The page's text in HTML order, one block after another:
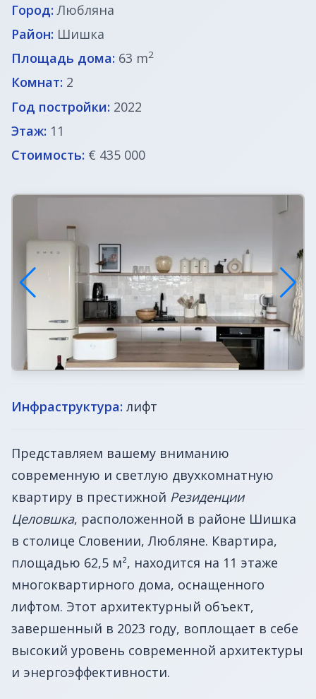
Офисы в Любляне
Дома до € 100 000
Недвижимость в Хорватии
Город: Любляна
Район: Шишка
Площадь дома: 63 m2
Комнат: 2
Год постройки: 2022
Этаж: 11
Стоимость: € 435 000
Инфраструктура: лифт
Представляем вашему вниманию
современную и светлую двухкомнатную
квартиру в престижной Резиденции
Целовшка, расположенной в районе Шишка
в столице Словении, Любляне. Квартира,
площадью 62,5 м², находится на 11 этаже
многоквартирного дома, оснащенного
лифтом. Этот архитектурный объект,
завершенный в 2023 году, воплощает в себе
высокий уровень современной архитектуры
и энергоэффективности.